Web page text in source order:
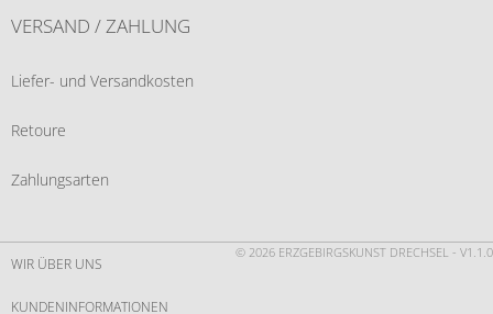
VERSAND / ZAHLUNG
Liefer- und Versandkosten
Retoure
Zahlungsarten
© 2026 ERZGEBIRGSKUNST DRECHSEL - V1.1.0
WIR ÜBER UNS
KUNDENINFORMATIONEN